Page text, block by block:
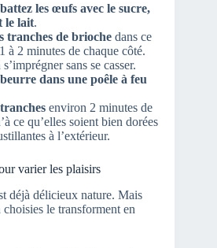
battez les œufs avec le sucre,
le lait.
tranches de brioche dans ce
à 2 minutes de chaque côté.
sans se casser.
dans une poêle à feu
environ 2 minutes de
ce qu’elles soient bien dorées
à l’extérieur.
varier les plaisirs
déjà délicieux nature. Mais
le transforment en